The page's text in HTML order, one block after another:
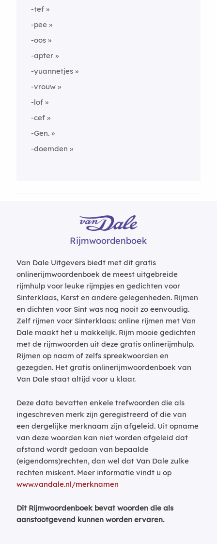
-tef
-pee
-oos
-apter
-yuannetjes
-vrouw
-lof
-cef
-Gen.
-doemden
Rijmwoordenboek
Van Dale Uitgevers biedt met dit gratis
onlinerijmwoordenboek de meest uitgebreide
rijmhulp voor leuke rijmpjes en gedichten voor
Sinterklaas, Kerst en andere gelegenheden. Rijmen
en dichten voor Sint was nog nooit zo eenvoudig.
Zelf rijmen voor Sinterklaas: online rijmen met Van
Dale maakt het u makkelijk. Rijm mooie gedichten
met de rijmwoorden uit deze gratis onlinerijmhulp.
Rijmen op naam of zelfs spreekwoorden en
gezegden. Het gratis onlinerijmwoordenboek van
Van Dale staat altijd voor u klaar.
Deze data bevatten enkele trefwoorden die als
ingeschreven merk zijn geregistreerd of die van
een dergelijke merknaam zijn afgeleid. Uit opname
van deze woorden kan niet worden afgeleid dat
afstand wordt gedaan van bepaalde
(eigendoms)rechten, dan wel dat Van Dale zulke
rechten miskent. Meer informatie vindt u op
www.vandale.nl/merknamen
Dit Rijmwoordenboek bevat woorden die als
aanstootgevend kunnen worden ervaren.